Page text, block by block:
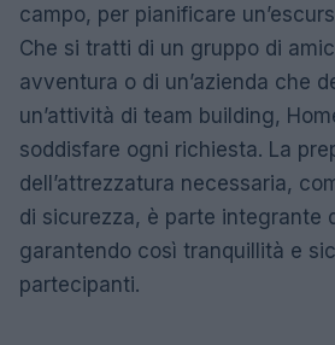
campo, per pianificare
Che si tratti di un gruppo di
avventura o di un’azienda che
un’attività di team building,
soddisfare ogni richiesta. La
dell’attrezzatura necessaria,
di sicurezza, è parte integrante
garantendo così tranquillità e
partecipanti.